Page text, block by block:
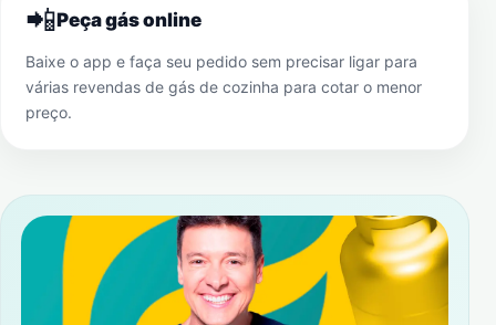
📲Peça gás online
Baixe o app e faça seu pedido sem precisar ligar para
várias revendas de gás de cozinha para cotar o menor
preço.